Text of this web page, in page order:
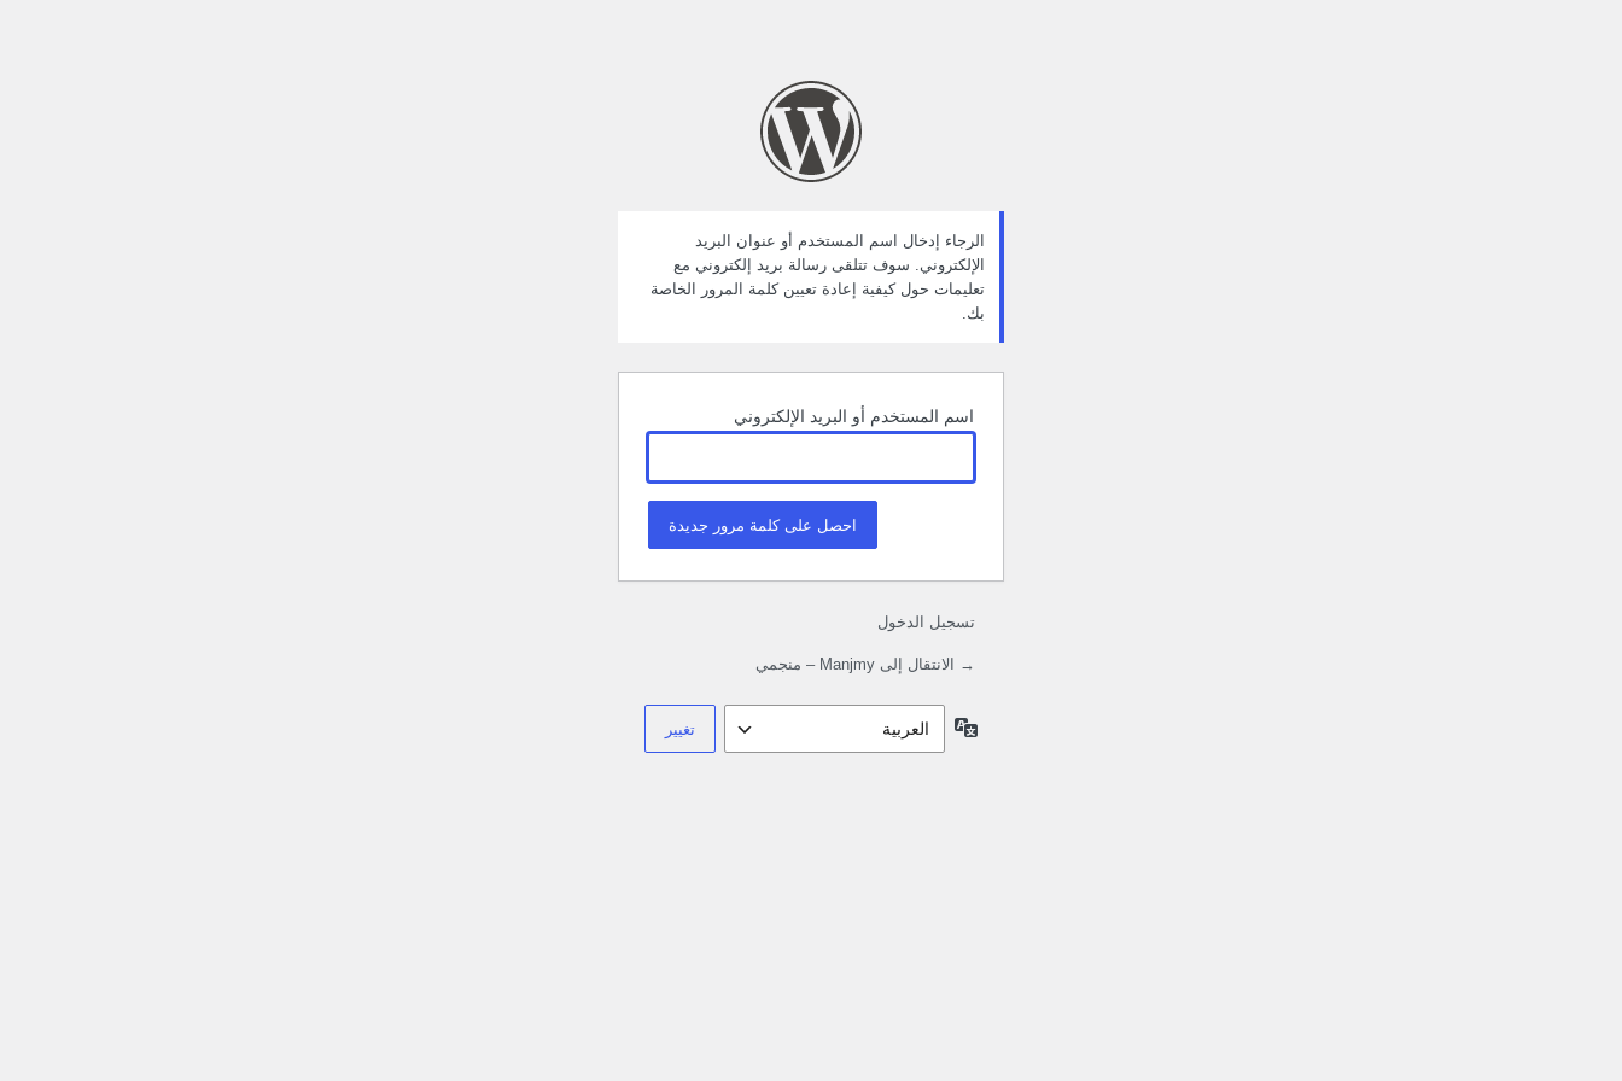
الرجاء إدخال اسم المستخدم أو عنوان البريد
الإلكتروني. سوف تتلقى رسالة بريد إلكتروني مع
تعليمات حول كيفية إعادة تعيين كلمة المرور الخاصة
بك.
اسم المستخدم أو البريد الإلكتروني
تسجيل الدخول
→ الانتقال إلى Manjmy – منجمي
اللغة